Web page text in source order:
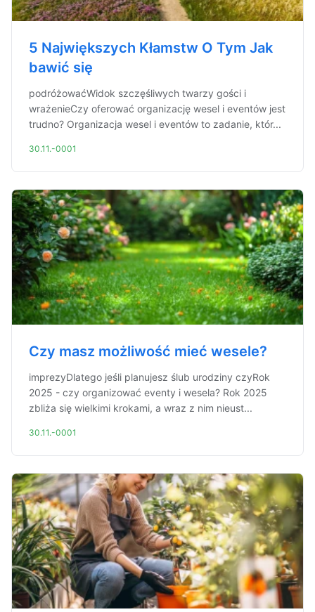
5 Największych Kłamstw O Tym Jak
bawić się
podróżowaćWidok szczęśliwych twarzy gości i
wrażenieCzy oferować organizację wesel i eventów jest
trudno? Organizacja wesel i eventów to zadanie, któr...
30.11.-0001
Czy masz możliwość mieć wesele?
imprezyDlatego jeśli planujesz ślub urodziny czyRok
2025 - czy organizować eventy i wesela? Rok 2025
zbliża się wielkimi krokami, a wraz z nim nieust...
30.11.-0001